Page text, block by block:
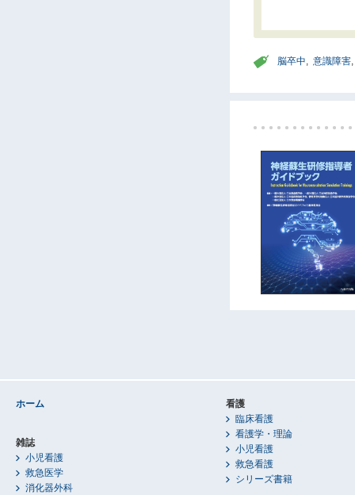
脳卒中, 意識障害,
ホーム
雑誌
小児看護
救急医学
消化器外科
看護
臨床看護
看護学・理論
小児看護
救急看護
シリーズ書籍